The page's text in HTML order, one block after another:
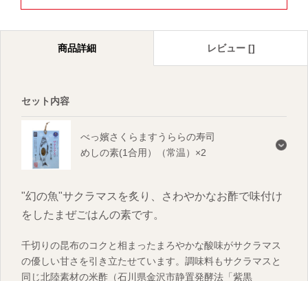
商品詳細 レビュー []
セット内容
べっ嬪さくらますうららの寿司
めしの素(1合用）（常温）×2
"幻の魚"サクラマスを炙り、さわやかなお酢で味付け
をしたまぜごはんの素です。
千切りの昆布のコクと相まったまろやかな酸味がサクラマス
の優しい甘さを引き立たせています。調味料もサクラマスと
同じ北陸素材の米酢（石川県金沢市静置発酵法「紫黒